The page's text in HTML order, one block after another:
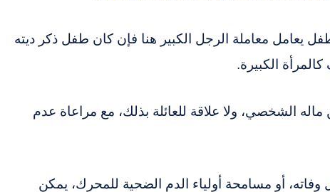
يعامل معاملة الرجل الكبير هنا فإن كان طفل ذكر ديته
الكبيرة.
الشخصي، ولا علاقة للعائلة بذلك، مع مراعاة عدم
أو مسامحة أولياء الدم الضحية للمحرك، يمكن